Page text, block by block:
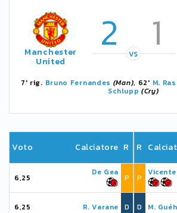
Manchester
United
2 1
VS
7' rig. Bruno Fernandes (Man), 62' M.
Schlupp (Cry)
Voto Calciatore R
6,25
De Gea
P
6,25 R. Varane D
R
P
D M.